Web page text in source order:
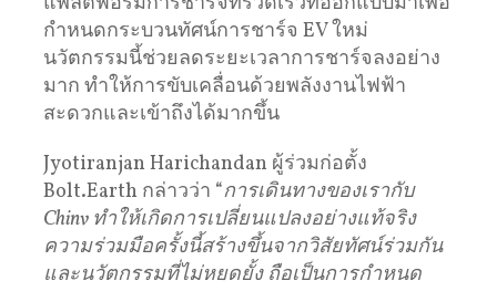
กำหนดกระบวนทัศน์การชาร์จ EV ใหม่
นวัตกรรมนี้ช่วยลดระยะเวลาการชาร์จลงอย่าง
มาก ทำให้การขับเคลื่อนด้วยพลังงานไฟฟ้า
สะดวกและเข้าถึงได้มากขึ้น
Jyotiranjan Harichandan ผู้ร่วมก่อตั้ง
Bolt.Earth กล่าวว่า “การเดินทางของเรากับ
Chinv ทำให้เกิดการเปลี่ยนแปลงอย่างแท้จริง
ความร่วมมือครั้งนี้สร้างขึ้นจากวิสัยทัศน์ร่วมกัน
และนวัตกรรมที่ไม่หยุดยั้ง ถือเป็นการกำหนด